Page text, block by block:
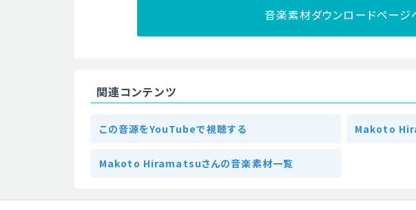
音楽素材ダウンロードページ
関連コンテンツ
この音源をYouTubeで視聴する Makoto
Makoto Hiramatsuさんの音楽素材一覧